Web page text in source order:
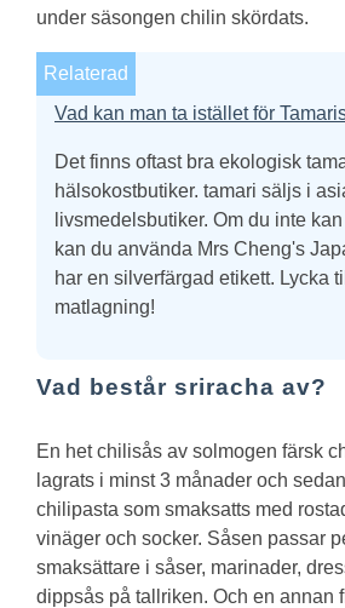
under säsongen chilin skördats.
Relaterad
Vad kan man ta istället för
Det finns oftast bra ekologisk
hälsokostbutiker. tamari säljs i
livsmedelsbutiker. Om du inte
kan du använda Mrs Cheng's
har en silverfärgad etikett. Lycka
matlagning!
Vad består sriracha av?
En het chilisås av solmogen färsk
lagrats i minst 3 månader och
chilipasta som smaksatts med
vinäger och socker. Såsen passar
smaksättare i såser, marinader,
dippsås på tallriken. Och en annan